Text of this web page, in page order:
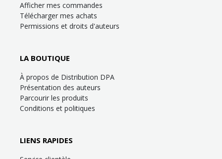
Afficher mes commandes
Télécharger mes achats
Permissions et droits d'auteurs
LA BOUTIQUE
À propos de Distribution DPA
Présentation des auteurs
Parcourir les produits
Conditions et politiques
LIENS RAPIDES